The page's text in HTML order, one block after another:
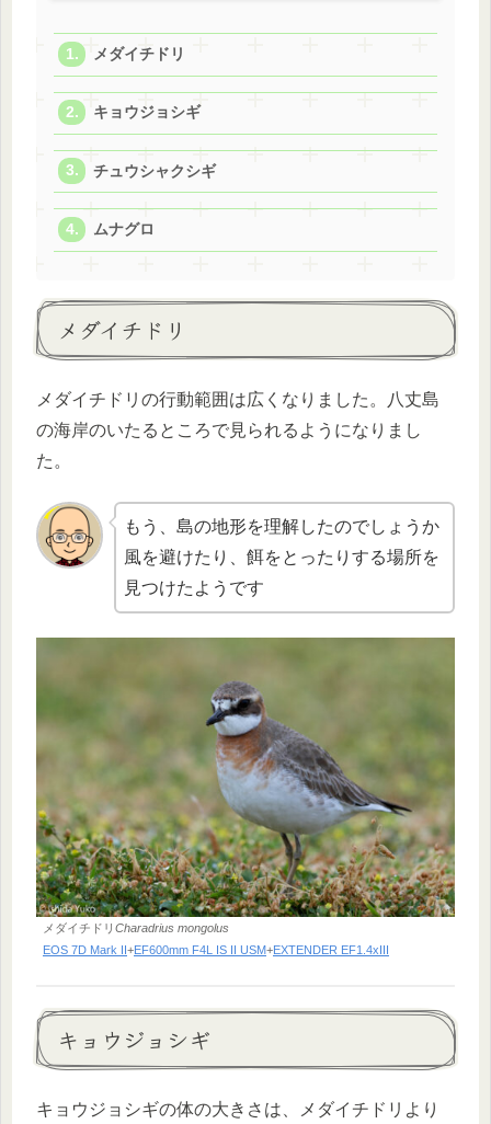
メダイチドリ
キョウジョシギ
チュウシャクシギ
ムナグロ
メダイチドリ
メダイチドリの行動範囲は広くなりました。八丈島
の海岸のいたるところで見られるようになりまし
た。
もう、島の地形を理解したのでしょうか
風を避けたり、餌をとったりする場所を
見つけたようです
メダイチドリ Charadrius mongolus
EOS 7D Mark II+EF600mm F4L IS II USM+EXTENDER EF1.4xIII
キョウジョシギ
キョウジョシギの体の大きさは、メダイチドリより